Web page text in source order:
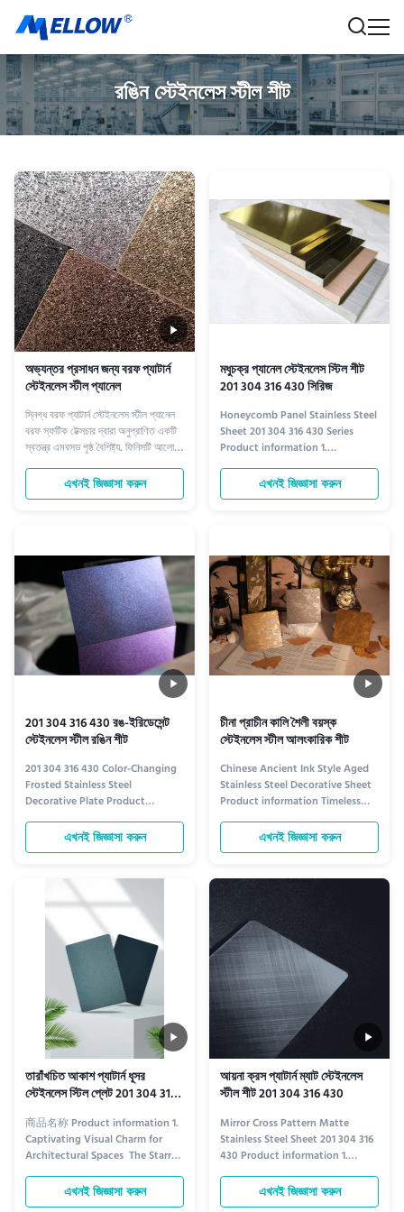
রঙিন স্টেইনলেস স্টীল শীট
অভ্যন্তর প্রসাধন জন্য বরফ প্যাটার্ন
স্টেইনলেস স্টীল প্যানেল
স্নিগ্ধ বরফ প্যাটার্ন স্টেইনলেস স্টীল প্যানেল
বরফ স্ফটিক টেক্সচার দ্বারা অনুপ্রাণিত একটি
স্বতন্ত্র এমবসড পৃষ্ঠ বৈশিষ্ট্য. ফিনিসটি আলোর
অধীনে গভীরতা এবং নরম প্রতিফলন তৈরি
করে, এটি আলংকারিক প্রাচীর ক্ল্যাডিং,
বৈশিষ্ট্যযুক্ত দেয়াল এবং স্থাপত্য অভ্যন্তরীণ
এখনই জিজ্ঞাসা করুন
মধুচক্র প্যানেল স্টেইনলেস স্টিল শীট
201 304 316 430 সিরিজ
Honeycomb Panel Stainless Steel
Sheet 201 304 316 430 Series
Product information 1.
Lightweight Stability:
Honeycomb Structure’s Unique
Edge ​ The Honeycomb Panel
honeycomb core design.
Sandwiched between two ...
এখনই জিজ্ঞাসা করুন
201 304 316 430 রঙ-ইরিডেসেন্ট
স্টেইনলেস স্টীল রঙিন শীট
201 304 316 430 Color-Changing
Frosted Stainless Steel
Decorative Plate Product
information Elevate your space
with our innovative color-
changing frosted stainless steel
premium-grade stainless steel
(201, 304, 316, or 430), this piece
combines durability with artistic
এখনই জিজ্ঞাসা করুন
চীনা প্রাচীন কালি শৈলী বয়স্ক
স্টেইনলেস স্টীল আলংকারিক শীট
Chinese Ancient Ink Style Aged
Stainless Steel Decorative Sheet
Product information Timeless
Elegance: Chinese Ancient Ink
Style Aged Stainless Steel
Decorative Sheet Embrace the
modern durability with our
Chinese Ancient Ink Style Aged
Stainless Steel Decorative ...
এখনই জিজ্ঞাসা করুন
তারাঁখচিত আকাশ প্যাটার্ন ধূসর
স্টেইনলেস স্টিল প্লেট 201 304 316
430
商品名称 Product information 1.
Captivating Visual Charm for
Architectural Spaces ​ The Starry
Sky Pattern Gray Stainless Steel
Plate redefines architectural
decoration with its unique
এখনই জিজ্ঞাসা করুন
আয়না ক্রস প্যাটার্ন ম্যাট স্টেইনলেস
স্টীল শীট 201 304 316 430
Mirror Cross Pattern Matte
Stainless Steel Sheet 201 304 316
430 Product information 1.
Unique Visual Fusion of Mirror &
Matte Textures The Mirror Cross
Pattern Matte Stainless Steel
এখনই জিজ্ঞাসা করুন